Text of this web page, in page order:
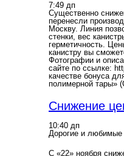
7:49 дп
Существенно
перенесли
Москву. Линия
стенки, вес
герметичность.
канистру вы
Фотографии и
сайте по ссылке:
качестве бонуса
полимерной тары»
Снижение
10:40 дп
Дорогие и любимые
С «22» ноября